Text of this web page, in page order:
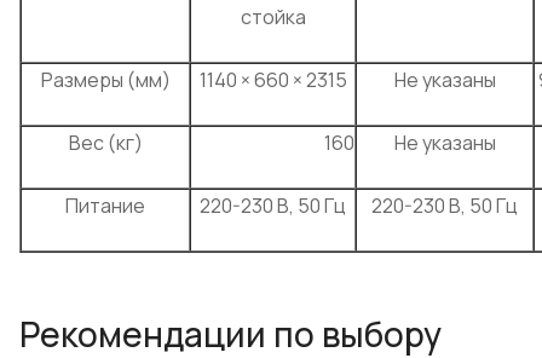
стойка
Размеры (мм) 1140 × 660 × 2315 Не указаны
Вес (кг) 160 Не указаны
Питание 220-230 В, 50 Гц 220-230 В, 50 Гц
Рекомендации по выбору